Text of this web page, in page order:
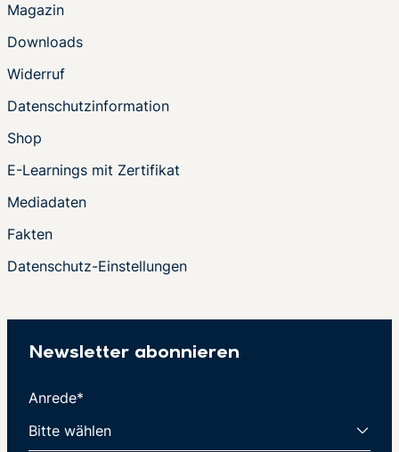
Magazin
Downloads
Widerruf
Datenschutzinformation
Shop
E-Learnings mit Zertifikat
Mediadaten
Fakten
Datenschutz-Einstellungen
Newsletter abonnieren
Anrede*